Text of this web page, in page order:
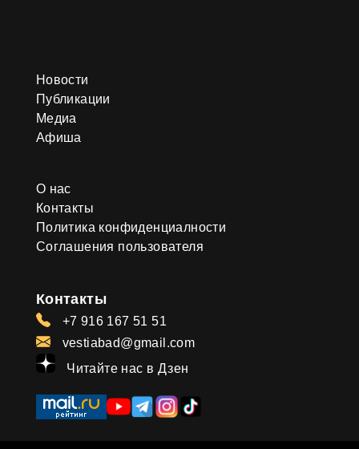
Новости
Публикации
Медиа
Афиша
О нас
Контакты
Политика конфиденциалности
Соглашения пользователя
Контакты
+7 916 167 51 51
vestiabad@gmail.com
Читайте нас в Дзен